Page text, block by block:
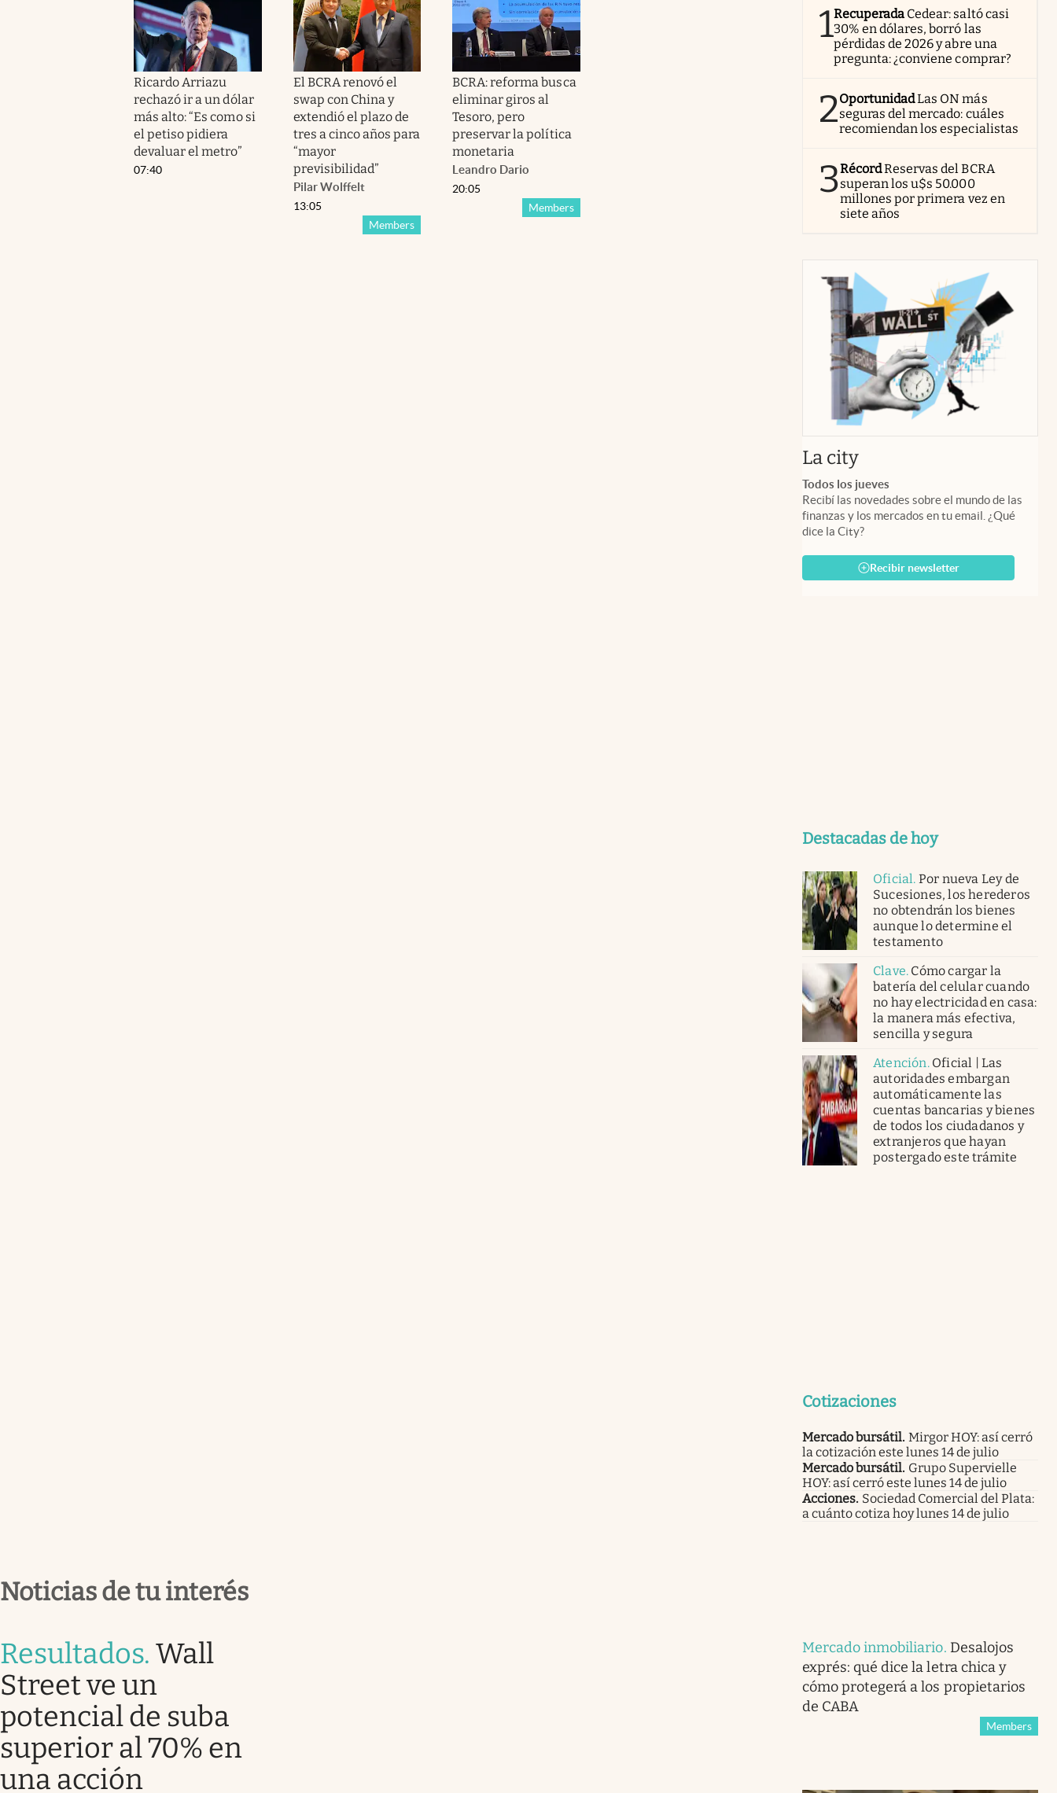
Ricardo Arriazu
rechazó ir a un dólar
más alto: “Es como si
el petiso pidiera
devaluar el metro”
07:40
El BCRA renovó el
swap con China y
extendió el plazo de
tres a cinco años para
“mayor
previsibilidad”
Pilar Wolffelt
Members
13:05
BCRA: reforma busca
eliminar giros al
Tesoro, pero
preservar la política
monetaria
Leandro Dario
Members
20:05
1Recuperada Cedear: saltó casi
30% en dólares, borró las
pérdidas de 2026 y abre una
pregunta: ¿conviene comprar?
2OportunidadLas ON más
seguras del mercado: cuáles
recomiendan los especialistas
3RécordReservas del BCRA
superan los u$s 50.000
millones por primera vez en
siete años
La cityabre en nueva pestaña
Todos los jueves
Recibí las novedades sobre el mundo de las
finanzas y los mercados en tu email. ¿Qué
dice la City?
Recibir newsletter
Destacadas de hoy
Oficial. Por nueva Ley de
Sucesiones, los herederos
no obtendrán los bienes
aunque lo determine el
testamento
Clave. Cómo cargar la
batería del celular cuando
no hay electricidad en casa:
la manera más efectiva,
sencilla y segura
Atención. Oficial | Las
autoridades embargan
automáticamente las
cuentas bancarias y bienes
de todos los ciudadanos y
extranjeros que hayan
postergado este trámite
Cotizaciones
Mercado bursátil. Mirgor HOY: así cerró
la cotización este lunes 14 de julio
Mercado bursátil. Grupo Supervielle
HOY: así cerró este lunes 14 de julio
Acciones. Sociedad Comercial del Plata:
a cuánto cotiza hoy lunes 14 de julio
Noticias de tu interés
Resultados. Wall
Street ve un
potencial de suba
superior al 70% en
una acción
Mercado inmobiliario. Desalojos
exprés: qué dice la letra chica y
cómo protegerá a los propietarios
de CABA
Members